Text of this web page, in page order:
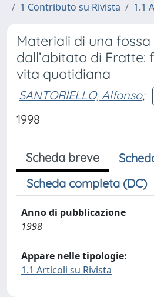
1 Contributo su Rivista
1.1
Materiali di una
dall’abitato di Fratte:
vita quotidiana
SANTORIELLO, Alfonso;
1998
Scheda breve
Scheda completa (DC)
Anno di pubblicazione
1998
Appare nelle tipologie:
1.1 Articoli su Rivista